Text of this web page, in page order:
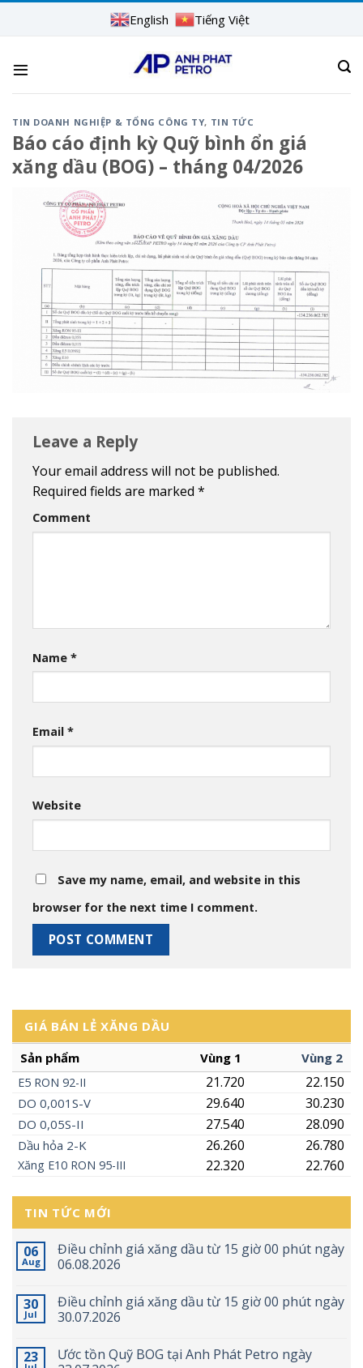
English Tiếng Việt
GIÁ BÁN LẺ XĂNG DẦU
Sản phẩm
Vùng 1 Vùng 2
E5 RON 92-II 22.150
21.720
DO 0,001S-V 30.230
29.640
DO 0,05S-II 28.090
27.540
Dầu hỏa 2-K 26.780
26.260
Xăng E10 RON 95-III 22.760
22.320
TIN TỨC MỚI
06
Aug
Điều chỉnh giá xăng dầu từ 15 giờ 00 phút ngày
06.08.2026
30
Jul
Điều chỉnh giá xăng dầu từ 15 giờ 00 phút ngày
30.07.2026
23
Ước tồn Quỹ BOG tại Anh Phát Petro ngày
TIN DOANH NGHIỆP & TỔNG CÔNG TY, TIN TỨC
Báo cáo định kỳ Quỹ bình ổn giá
xăng dầu (BOG) – tháng 04/2026
Leave a Reply
Your email address will not be published.
Required fields are marked *
Comment
Name *
Email *
Website
Save my name, email, and website in this
browser for the next time I comment.